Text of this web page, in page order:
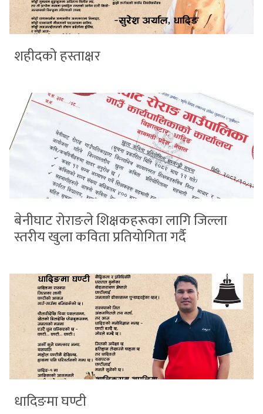
शहीदको हस्ताक्षर
बेनीघाट रोराङले शिक्षकहरूका लागि जिल्ला
स्तरीय खुला कविता प्रतियोगिता गर्दै
धादिङमा घण्टी